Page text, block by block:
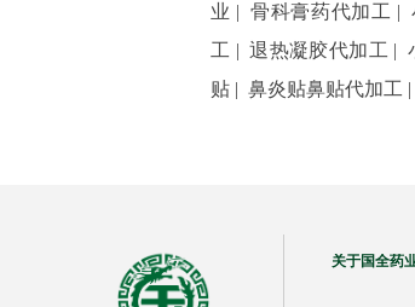
业 |骨科膏药代加工 |
工 |退热凝胶代加工 |
贴 | 鼻炎贴鼻贴代加工 |
关于国全